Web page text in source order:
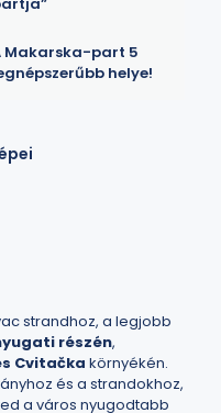
Makarska-part 5
helye!
strandhoz, a legjobb
részén,
Cvitačka környékén.
és a strandokhoz,
a város nyugodtabb